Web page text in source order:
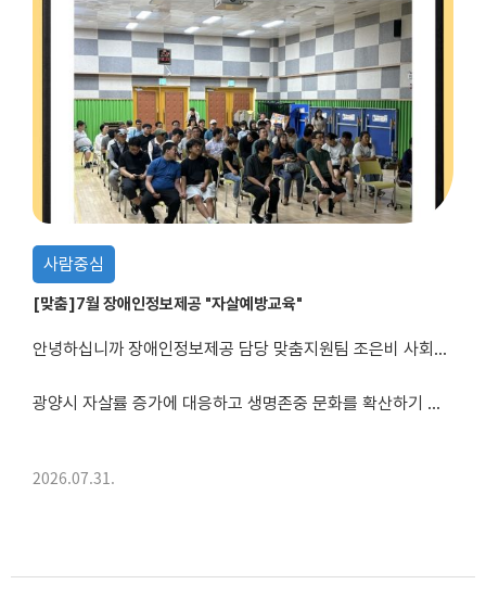
사람중심
[맞춤]7월 장애인정보제공 "자살예방교육"
안녕하십니까 장애인정보제공 담당 맞춤지원팀 조은비 사회복지사 입니다.
광양시 자살률 증가에 대응하고 생명존중 문화를 확산하기 위해 광양시보건소와 함께 "자살예방교육"을 진행하였습니다.
2026.07.31.